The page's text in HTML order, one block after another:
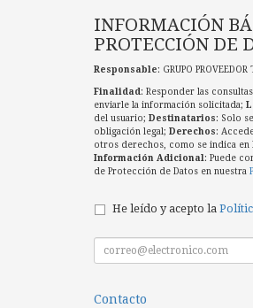
INFORMACIÓN
PROTECCIÓN DE
Responsable: GRUPO
Finalidad : Responder las
enviarle la información solicitada;
del usuario; Destinatarios: Solo
obligación legal; Derechos:
otros derechos, como se indica en
Información Adicional : Puede
de Protección de Datos en nuestra
He leído y acepto la
Contacto